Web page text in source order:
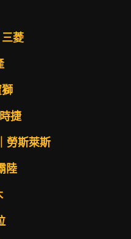
菱
捷
勞斯萊斯
陸